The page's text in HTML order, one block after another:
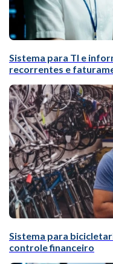
Sistema para TI e
recorrentes e
Sistema para
controle financeiro